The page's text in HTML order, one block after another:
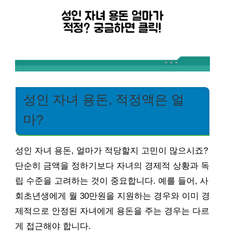
성인 자녀 용돈, 적정액은 얼
마?
성인 자녀 용돈, 얼마가 적당할지 고민이 많으시죠?
단순히 금액을 정하기보다 자녀의 경제적 상황과 독
립 수준을 고려하는 것이 중요합니다. 예를 들어, 사
회초년생에게 월 30만원을 지원하는 경우와 이미 경
제적으로 안정된 자녀에게 용돈을 주는 경우는 다르
게 접근해야 합니다.